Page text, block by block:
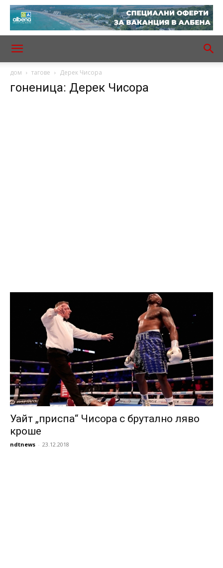
дом тагове Дерек Чисора
гоненица: Дерек Чисора
Уайт „приспа“ Чисора с брутално ляво
кроше
ndtnews - 23.12.2018